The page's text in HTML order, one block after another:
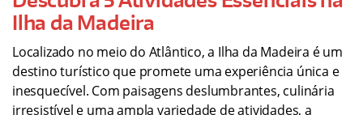
Ilha da Madeira
Localizado no meio do Atlântico, a Ilha da Madeira é um
destino turístico que promete uma experiência única e
inesquecível. Com paisagens deslumbrantes, culinária
irresistível e uma ampla variedade de atividades, a